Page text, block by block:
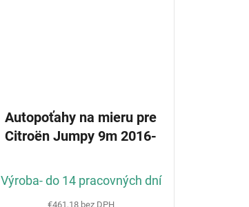
Autopoťahy na mieru pre
Citroën Jumpy 9m 2016-
Výroba- do 14 pracovných dní
€461,18 bez DPH